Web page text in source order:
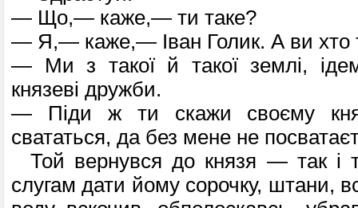
— Що,— каже,— ти таке?
— Я,— каже,— Іван Голик. А ви хто
— Ми з такої й такої землі,
князеві дружби.
— Піди ж ти скажи своєму
свататься, да без мене не
Той вернувся до князя — так і
слугам дати йому сорочку, штани,